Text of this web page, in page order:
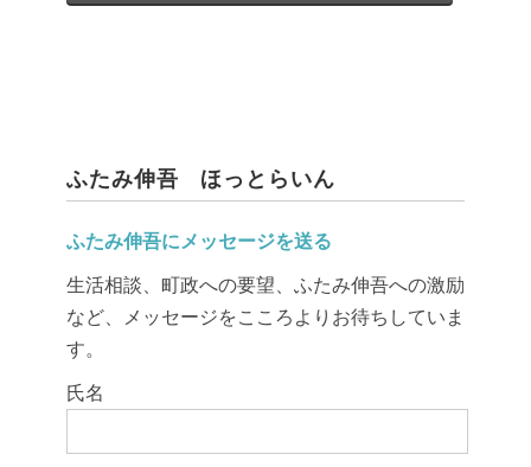
ふたみ伸吾 ほっとらいん
ふたみ伸吾にメッセージを送る
生活相談、町政への要望、ふたみ伸吾への激励
など、メッセージをこころよりお待ちしていま
す。
このフィールドは空のままにしてください。
氏名